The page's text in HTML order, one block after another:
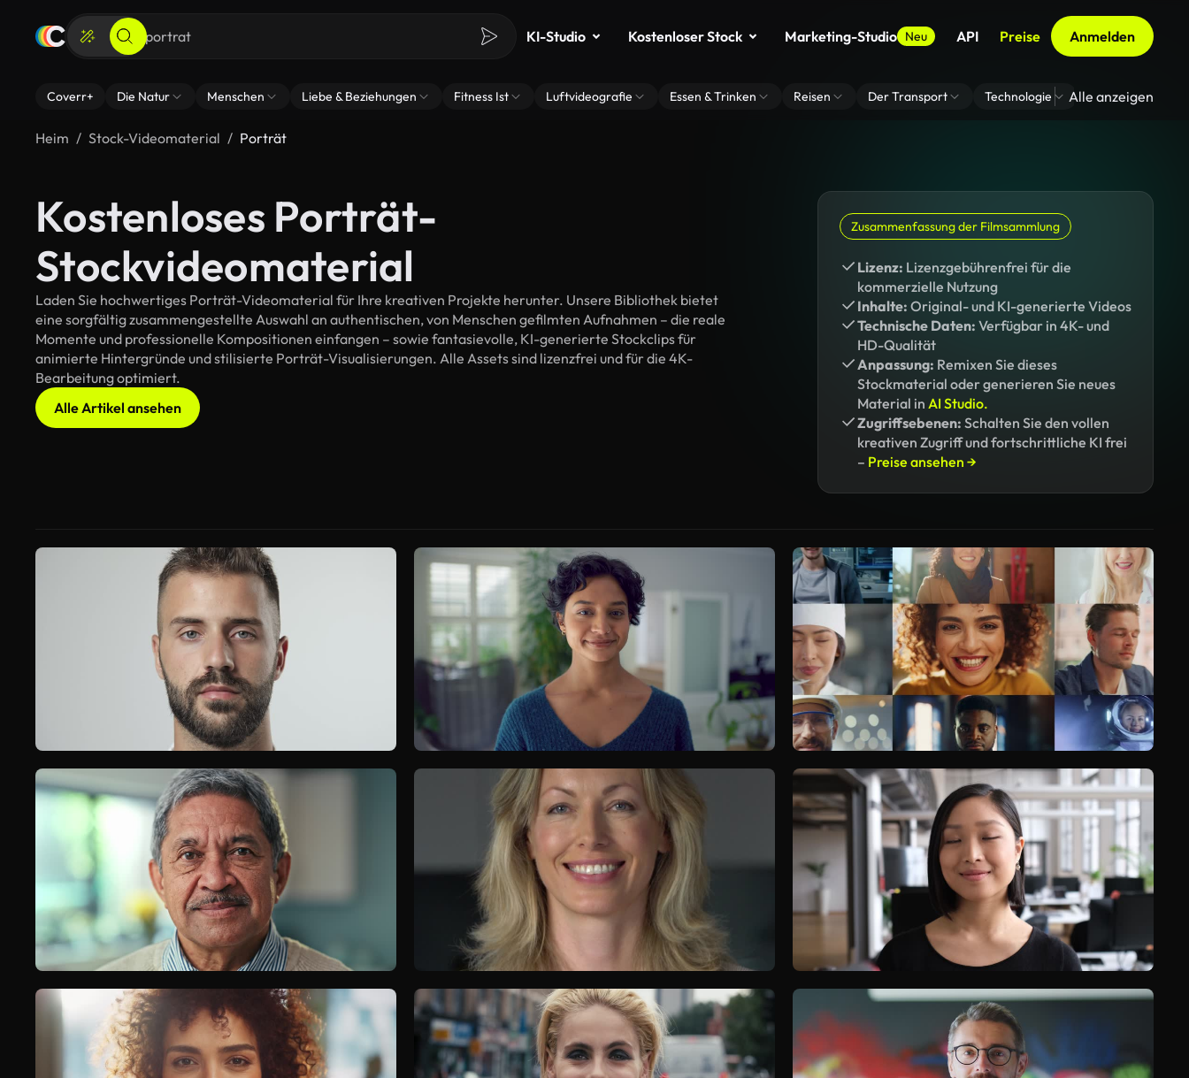
KI-Studio Kostenloser Stock Marketing-Studio Neu API Preise Anmelden
Coverr+ Die Natur Menschen Liebe & Beziehungen Fitness Ist Luftvideografie Essen & Trinken Reisen Der Transport Technologie Zoom Virtuelle
Alle anzeigen
Heim Stock-Videomaterial Porträt
Kostenloses Porträt-
Stockvideomaterial
Laden Sie hochwertiges Porträt-Videomaterial für Ihre kreativen Projekte herunter. Unsere Bibliothek bietet
eine sorgfältig zusammengestellte Auswahl an authentischen, von Menschen gefilmten Aufnahmen – die reale
Momente und professionelle Kompositionen einfangen – sowie fantasievolle, KI-generierte Stockclips für
animierte Hintergründe und stilisierte Porträt-Visualisierungen. Alle Assets sind lizenzfrei und für die 4K-
Bearbeitung optimiert.
Alle Artikel ansehen
Zusammenfassung der Filmsammlung
Lizenz: Lizenzgebührenfrei für die
kommerzielle Nutzung
Inhalte: Original- und KI-generierte Videos
Technische Daten: Verfügbar in 4K- und
HD-Qualität
Anpassung: Remixen Sie dieses
Stockmaterial oder generieren Sie neues
Material in AI Studio.
Zugriffsebenen: Schalten Sie den vollen
kreativen Zugriff und fortschrittliche KI frei
– Preise ansehen →